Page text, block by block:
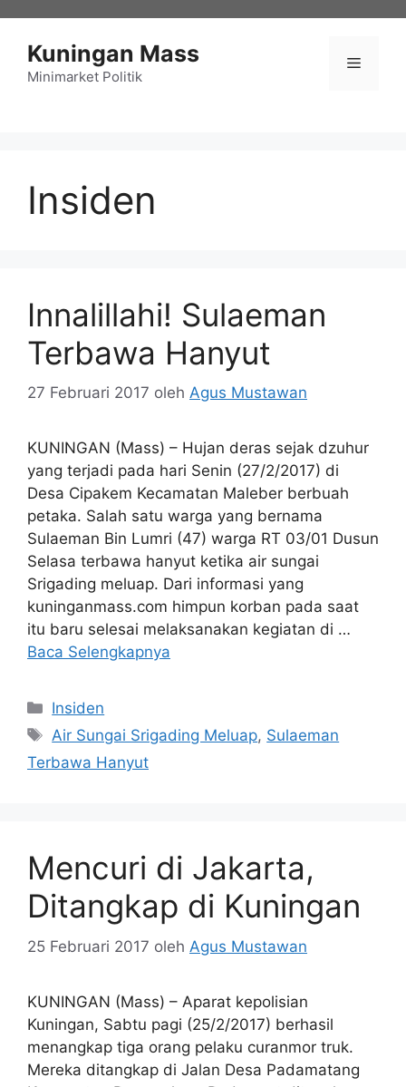
Kuningan Mass
Minimarket Politik
Menu
Insiden
Innalillahi! Sulaeman
Terbawa Hanyut
27 Februari 2017 oleh Agus Mustawan
KUNINGAN (Mass) – Hujan deras sejak dzuhur
yang terjadi pada hari Senin (27/2/2017) di
Desa Cipakem Kecamatan Maleber berbuah
petaka. Salah satu warga yang bernama
Sulaeman Bin Lumri (47) warga RT 03/01 Dusun
Selasa terbawa hanyut ketika air sungai
Srigading meluap. Dari informasi yang
kuninganmass.com himpun korban pada saat
itu baru selesai melaksanakan kegiatan di …
Baca Selengkapnya
Kategori
Insiden
Tag
Air Sungai Srigading Meluap, Sulaeman
Terbawa Hanyut
Mencuri di Jakarta,
Ditangkap di Kuningan
25 Februari 2017 oleh Agus Mustawan
KUNINGAN (Mass) – Aparat kepolisian
Kuningan, Sabtu pagi (25/2/2017) berhasil
menangkap tiga orang pelaku curanmor truk.
Mereka ditangkap di Jalan Desa Padamatang